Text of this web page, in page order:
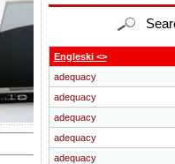
Engleski <>
adequacy
adequacy
adequacy
adequacy
adequacy